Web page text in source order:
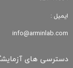
ایمیل :
info@arminlab.com
دسترسی های